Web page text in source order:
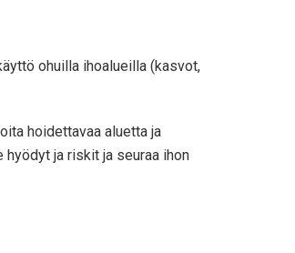
ohuilla ihoalueilla (kasvot,
hoidettavaa aluetta ja
ja riskit ja seuraa ihon